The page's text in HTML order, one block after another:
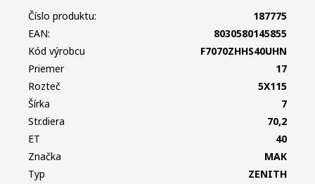
Číslo produktu:
187775
EAN:
8030580145855
Kód výrobcu
F7070ZHHS40UHN
Priemer
17
Rozteč
5X115
Šírka
7
Str.diera
70,2
ET
40
Značka
MAK
Typ
ZENITH